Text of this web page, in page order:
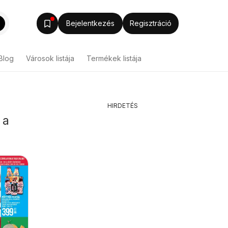
Bejelentkezés Regisztráció
Városok listája Termékek listája
HIRDETÉS